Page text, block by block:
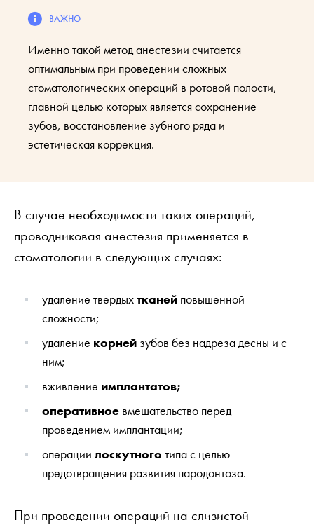
Именно такой метод анестезии считается
оптимальным при проведении сложных
стоматологических операций в ротовой полости,
главной целью которых является сохранение
зубов, восстановление зубного ряда и
эстетическая коррекция.
В случае необходимости таких операций,
проводниковая анестезия применяется в
стоматологии в следующих случаях:
удаление твердыхтканей повышенной
сложности;
удаление корней зубов без надреза десны и с
ним;
вживление имплантатов;
оперативное вмешательство перед
проведением имплантации;
операции лоскутного типа с целью
предотвращения развития пародонтоза.
При проведении операций на слизистой